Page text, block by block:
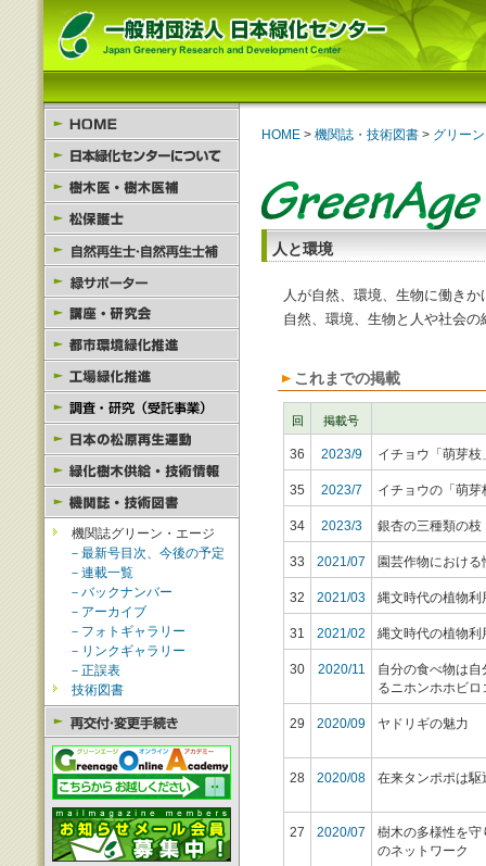
機関誌グリーン・エージ
－最新号目次、今後の予定
－連載一覧
－バックナンバー
－アーカイブ
－フォトギャラリー
－リンクギャラリー
－正誤表
技術図書
HOME > 機関誌・技術図書 > グリー
人と環境
人が自然、環境、生物に働き
自然、環境、生物と人や社会
これまでの掲載
回 掲載号
36 2023/9 イチョウ「萌芽枝
35 2023/7 イチョウの「萌芽
34 2023/3 銀杏の三種類の
33 2021/07 園芸作物におけ
32 2021/03 縄文時代の植物
31 2021/02 縄文時代の植物利
30 2020/11
自分の食べ物は
るニホンホホビ
29 2020/09 ヤドリギの魅力
28 2020/08 在来タンポポは駆
27 2020/07
樹木の多様性を
のネットワーク